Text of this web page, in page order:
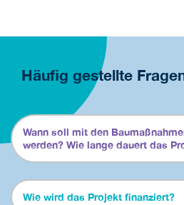
Häufig gestellte
Wann soll mit den
werden? Wie lange dauert das
Wie wird das Projekt finanziert?